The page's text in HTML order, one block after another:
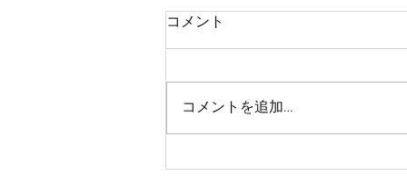
片平里菜 “愛するたび
コメント
コメントを追加…